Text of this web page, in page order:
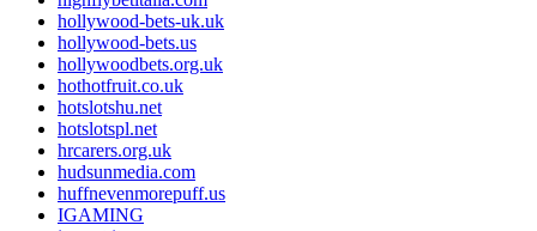
hollywood-bets-uk.uk
hollywood-bets.us
hollywoodbets.org.uk
hothotfruit.co.uk
hotslotshu.net
hotslotspl.net
hrcarers.org.uk
hudsunmedia.com
huffnevenmorepuff.us
IGAMING